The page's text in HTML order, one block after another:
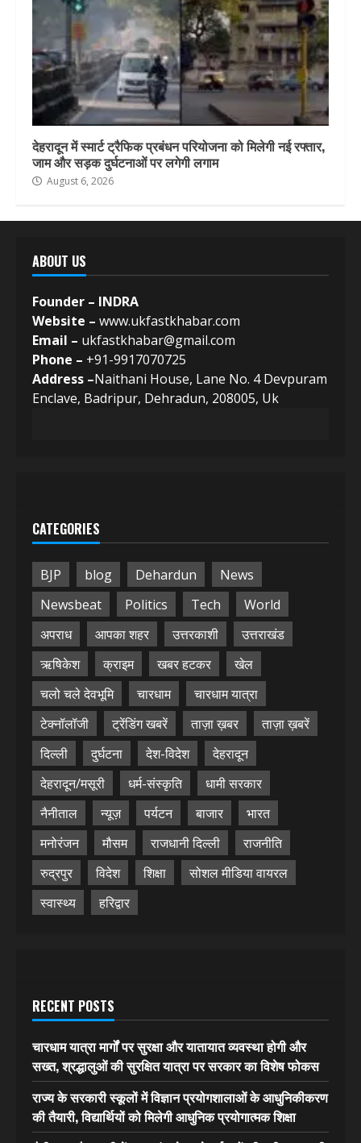
देहरादून में स्मार्ट ट्रैफिक प्रबंधन परियोजना को मिलेगी नई रफ्तार,
जाम और सड़क दुर्घटनाओं पर लगेगी लगाम
August 6, 2026
ABOUT US
Founder – INDRA
Website – www.ukfastkhabar.com
Email – ukfastkhabar@gmail.com
Phone – +91-9917070725
Address –Naithani House, Lane No. 4 Devpuram
Enclave, Badripur, Dehradun, 208005, Uk
CATEGORIES
BJP blog Dehardun
News
Newsbeat
Politics Tech
World
अपराध
आपका शहर उत्तरकाशी
उत्तराखंड
ऋषिकेश
क्राइम खबर हटकर
खेल
चलो चले देवभूमि
चारधाम
चारधाम यात्रा
टेक्नॉलॉजी
ट्रेंडिंग खबरें ताज़ा ख़बर
ताज़ा ख़बरें
दिल्ली
दुर्घटना देश-विदेश
देहरादून
देहरादून/मसूरी
धर्म-संस्कृति
धामी सरकार
नैनीताल
न्यूज़ पर्यटन बाजार
भारत
मनोरंजन
मौसम राजधानी दिल्ली
राजनीति
रुद्रपुर
विदेश शिक्षा
सोशल मीडिया वायरल
स्वास्थ्य
हरिद्वार
RECENT POSTS
चारधाम यात्रा मार्गों पर सुरक्षा और यातायात व्यवस्था होगी और
सख्त, श्रद्धालुओं की सुरक्षित यात्रा पर सरकार का विशेष फोकस
राज्य के सरकारी स्कूलों में विज्ञान प्रयोगशालाओं के आधुनिकीकरण
की तैयारी, विद्यार्थियों को मिलेगी आधुनिक प्रयोगात्मक शिक्षा